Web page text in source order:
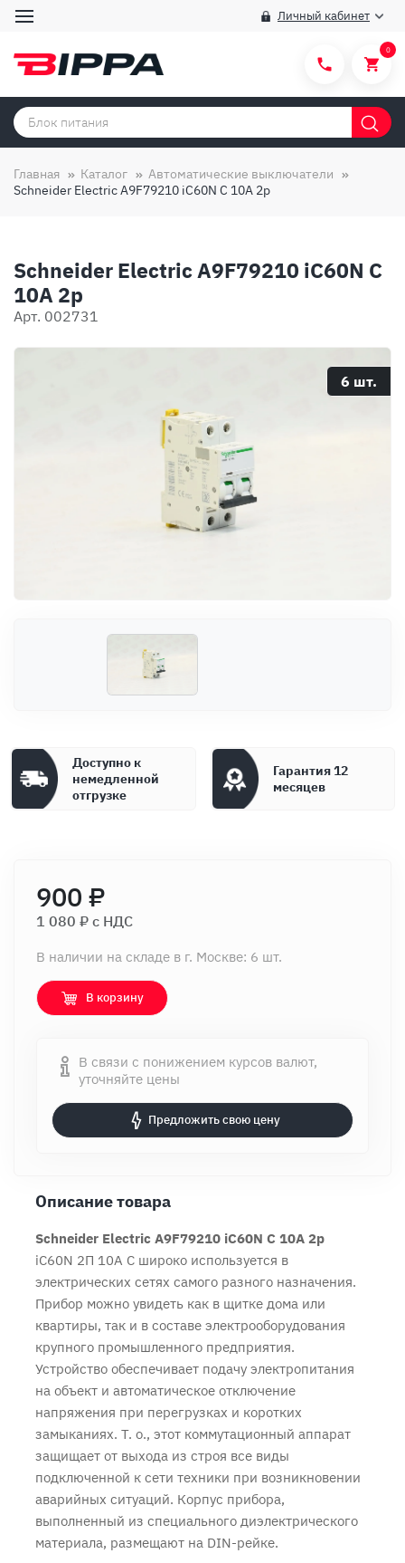
Личный кабинет
Категории товаров
Способы покупки
Вопросы и ответы
О компании
0
Главная Каталог
Автоматические выключатели
Schneider Electric A9F79210 iC60N C 10A 2p
Schneider Electric A9F79210 iC60N C
10A 2p
Арт. 002731
6 шт.
Доступно к
немедленной
отгрузке
Гарантия 12
месяцев
900 ₽
1 080 ₽ c НДС
В наличии на складе в г. Москве: 6 шт.
В корзину
В связи с понижением курсов валют,
уточняйте цены
Предложить свою цену
Описание товара
Schneider Electric A9F79210 iC60N C 10A 2p
iC60N 2П 10A C широко используется в
электрических сетях самого разного назначения.
Прибор можно увидеть как в щитке дома или
квартиры, так и в составе электрооборудования
крупного промышленного предприятия.
Устройство обеспечивает подачу электропитания
на объект и автоматическое отключение
напряжения при перегрузках и коротких
замыканиях. Т. о., этот коммутационный аппарат
защищает от выхода из строя все виды
подключенной к сети техники при возникновении
аварийных ситуаций. Корпус прибора,
выполненный из специального диэлектрического
материала, размещают на DIN-рейке.
Продолжить покупки Оформить заказ